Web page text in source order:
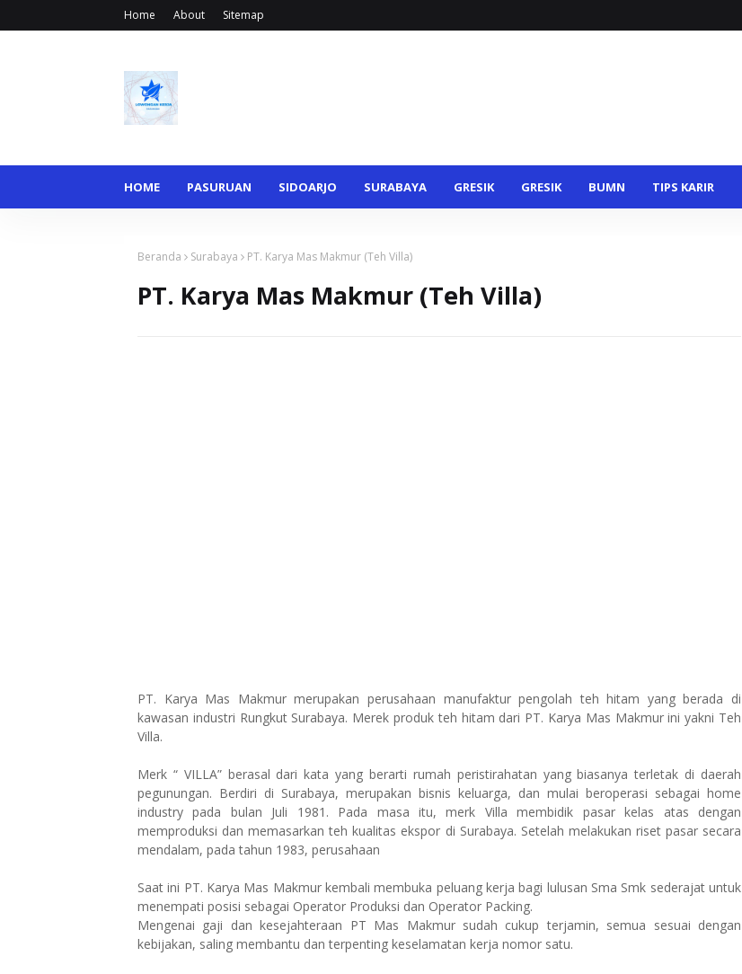
Home About Sitemap
HOME PASURUAN SIDOARJO SURABAYA GRESIK GRESIK BUMN TIPS KARIR
Beranda Surabaya PT. Karya Mas Makmur (Teh Villa)
PT. Karya Mas Makmur (Teh Villa)
PT. Karya Mas Makmur merupakan perusahaan manufaktur pengolah teh hitam yang berada di
kawasan industri Rungkut Surabaya. Merek produk teh hitam dari PT. Karya Mas Makmur ini yakni Teh
Villa.
Merk “ VILLA” berasal dari kata yang berarti rumah peristirahatan yang biasanya terletak di daerah
pegunungan. Berdiri di Surabaya, merupakan bisnis keluarga, dan mulai beroperasi sebagai home
industry pada bulan Juli 1981. Pada masa itu, merk Villa membidik pasar kelas atas dengan
memproduksi dan memasarkan teh kualitas ekspor di Surabaya. Setelah melakukan riset pasar secara
mendalam, pada tahun 1983, perusahaan
Saat ini PT. Karya Mas Makmur kembali membuka peluang kerja bagi lulusan Sma Smk sederajat untuk
menempati posisi sebagai Operator Produksi dan Operator Packing.
Mengenai gaji dan kesejahteraan PT Mas Makmur sudah cukup terjamin, semua sesuai dengan
kebijakan, saling membantu dan terpenting keselamatan kerja nomor satu.